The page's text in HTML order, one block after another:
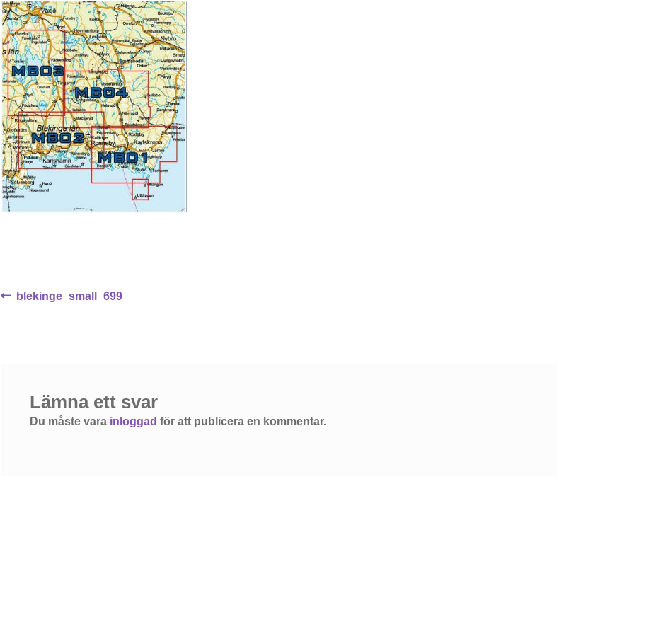
Inläggsnavigering
Föregående
blekinge_small_699
Lämna ett svar
Du måste vara inloggad för att publicera en kommentar.